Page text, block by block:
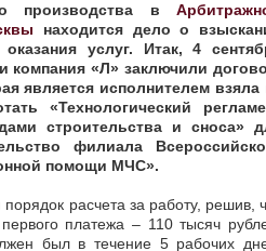
производства в
находится дело о
услуг. Итак, 4
компания «Л» заключили
является исполнителем взяла
«Технологический
строительства и сноса»
филиала
помощи МЧС».
расчета за работу, решив,
платежа – 110 тысяч
был в течение 5 рабочих